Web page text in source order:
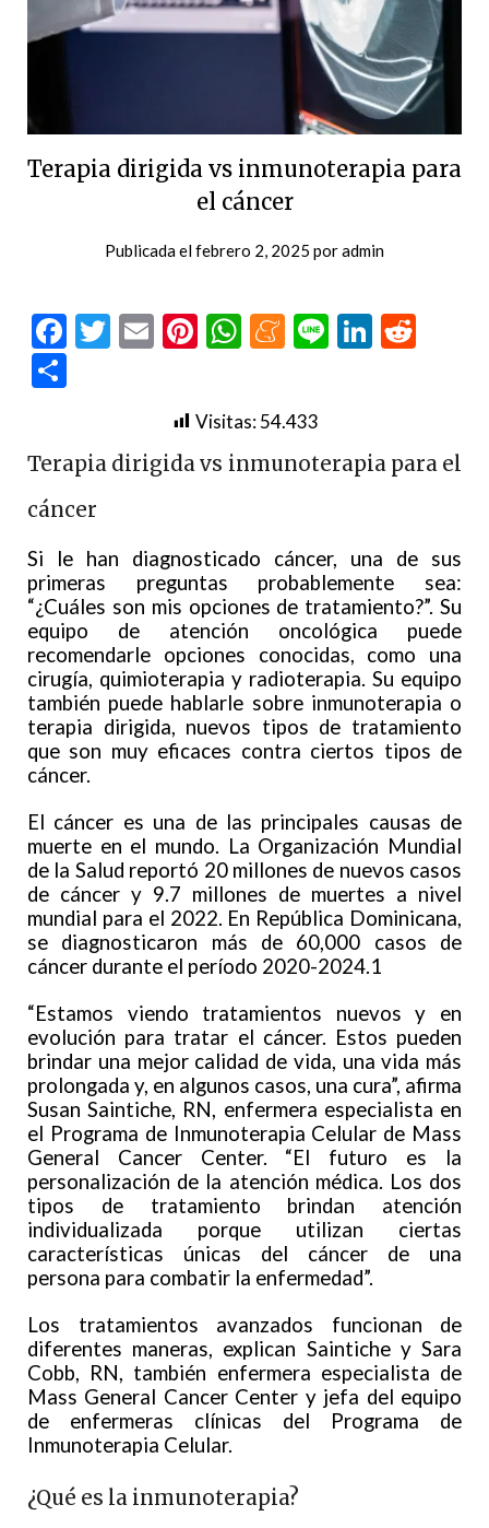
Terapia dirigida vs inmunoterapia para
el cáncer
Publicada elfebrero 2, 2025 poradmin
Facebook
Twitter
EmailPinterest
WhatsApp
Meneame
Line
Visitas:54.433
Terapia dirigida vs inmunoterapia para el
cáncer
Si le han diagnosticado cáncer, una de sus
primeras preguntas probablemente sea:
“¿Cuáles son mis opciones de tratamiento?”. Su
equipo de atención oncológica puede
recomendarle opciones conocidas, como una
cirugía, quimioterapia y radioterapia. Su equipo
también puede hablarle sobre inmunoterapia o
terapia dirigida, nuevos tipos de tratamiento
que son muy eficaces contra ciertos tipos de
cáncer.
El cáncer es una de las principales causas de
muerte en el mundo. La Organización Mundial
de la Salud reportó 20 millones de nuevos casos
de cáncer y 9.7 millones de muertes a nivel
mundial para el 2022. En República Dominicana,
se diagnosticaron más de 60,000 casos de
cáncer durante el período 2020-2024.1
“Estamos viendo tratamientos nuevos y en
evolución para tratar el cáncer. Estos pueden
brindar una mejor calidad de vida, una vida más
prolongada y, en algunos casos, una cura”, afirma
Susan Saintiche, RN, enfermera especialista en
el Programa de Inmunoterapia Celular de Mass
General Cancer Center. “El futuro es la
personalización de la atención médica. Los dos
tipos de tratamiento brindan atención
individualizada porque utilizan ciertas
características únicas del cáncer de una
persona para combatir la enfermedad”.
Los tratamientos avanzados funcionan de
diferentes maneras, explican Saintiche y Sara
Cobb, RN, también enfermera especialista de
Mass General Cancer Center y jefa del equipo
de enfermeras clínicas del Programa de
Inmunoterapia Celular.
¿Qué es la inmunoterapia?